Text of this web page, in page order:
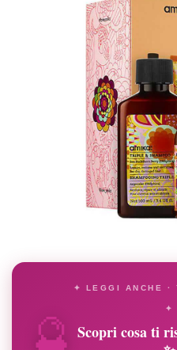
🔮
✦ LEGGI ANCHE ·
✦
Scopri cosa ti